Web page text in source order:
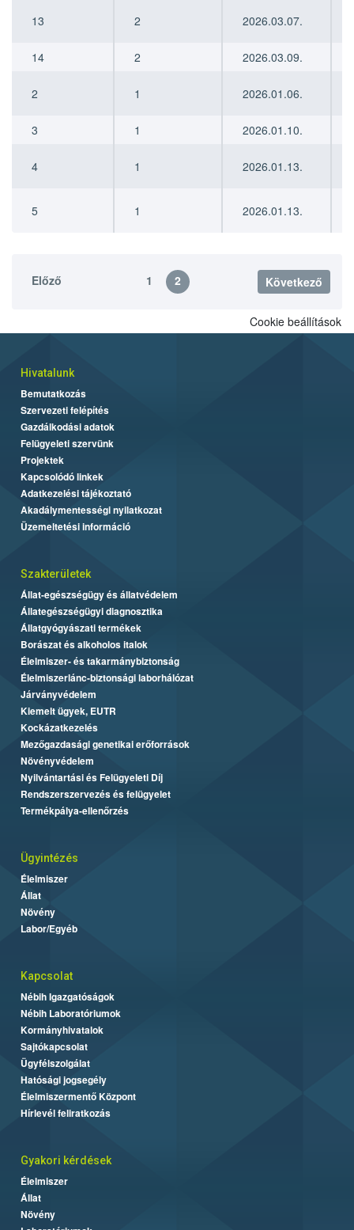
13 2 2026.03.07.
14 2 2026.03.09.
2 1 2026.01.06.
3
1 2026.01.10.
4 1 2026.01.13.
5 1 2026.01.13.
Előző 1 2 Következő
Cookie beállítások
Hivatalunk
Bemutatkozás
Szervezeti felépítés
Gazdálkodási adatok
Felügyeleti szervünk
Projektek
Kapcsolódó linkek
Adatkezelési tájékoztató
Akadálymentességi nyilatkozat
Üzemeltetési információ
Szakterületek
Állat-egészségügy és állatvédelem
Állategészségügyi diagnosztika
Állatgyógyászati termékek
Borászat és alkoholos italok
Élelmiszer- és takarmánybiztonság
Élelmiszerlánc-biztonsági laborhálózat
Járványvédelem
Kiemelt ügyek, EUTR
Kockázatkezelés
Mezőgazdasági genetikai erőforrások
Növényvédelem
Nyilvántartási és Felügyeleti Díj
Rendszerszervezés és felügyelet
Termékpálya-ellenőrzés
Ügyintézés
Élelmiszer
Állat
Növény
Labor/Egyéb
Kapcsolat
Nébih Igazgatóságok
Nébih Laboratóriumok
Kormányhivatalok
Sajtókapcsolat
Ügyfélszolgálat
Hatósági jogsegély
Élelmiszermentő Központ
Hírlevél feliratkozás
Gyakori kérdések
Élelmiszer
Állat
Növény